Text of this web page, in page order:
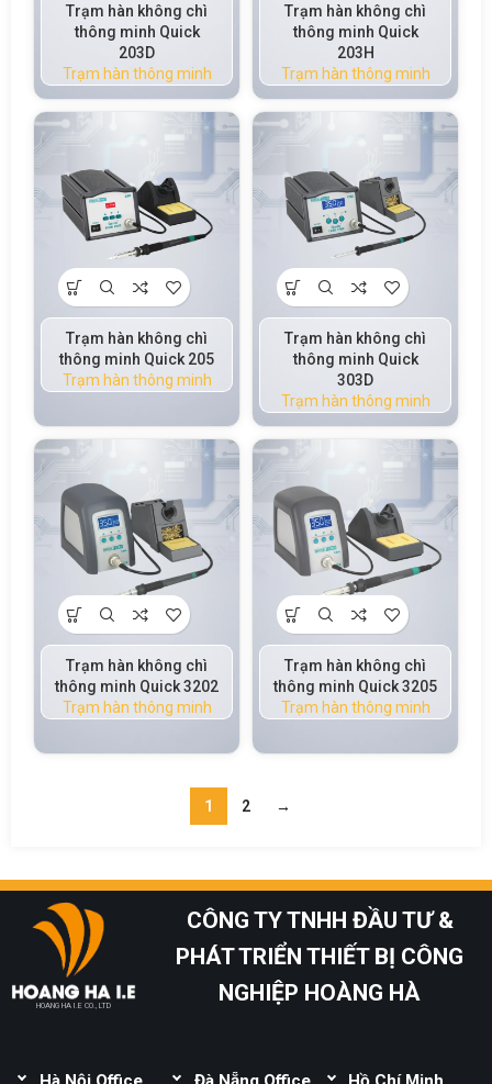
Trạm hàn không chì
thông minh Quick
203D
Trạm hàn thông minh
Trạm hàn không chì
thông minh Quick
203H
Trạm hàn thông minh
Trạm hàn không chì
thông minh Quick 205
Trạm hàn thông minh
Trạm hàn không chì
thông minh Quick
303D
Trạm hàn thông minh
Trạm hàn không chì
thông minh Quick 3202
Trạm hàn thông minh
Trạm hàn không chì
thông minh Quick 3205
Trạm hàn thông minh
1 2 →
HOANG HA I.E CO., LTD
CÔNG TY TNHH ĐẦU TƯ &
PHÁT TRIỂN THIẾT BỊ CÔNG
NGHIỆP HOÀNG HÀ